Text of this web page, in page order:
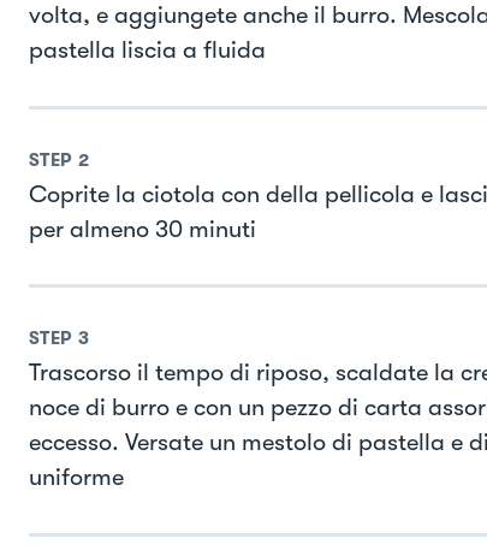
volta, e aggiungete anche il burro.
pastella liscia a fluida
STEP 2
Coprite la ciotola con della pellicola e
per almeno 30 minuti
STEP 3
Trascorso il tempo di riposo, scaldate la
noce di burro e con un pezzo di carta
eccesso. Versate un mestolo di pastella e
uniforme